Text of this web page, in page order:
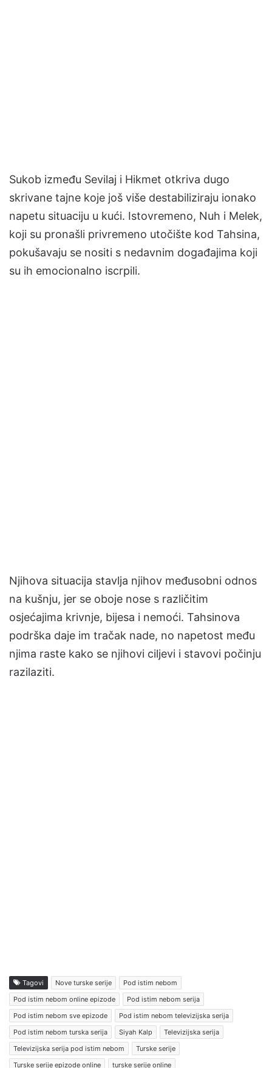
Sukob između Sevilaj i Hikmet otkriva dugo
skrivane tajne koje još više destabiliziraju ionako
napetu situaciju u kući. Istovremeno, Nuh i Melek,
koji su pronašli privremeno utočište kod Tahsina,
pokušavaju se nositi s nedavnim događajima koji
su ih emocionalno iscrpili.
Njihova situacija stavlja njihov međusobni odnos
na kušnju, jer se oboje nose s različitim
osjećajima krivnje, bijesa i nemoći. Tahsinova
podrška daje im tračak nade, no napetost među
njima raste kako se njihovi ciljevi i stavovi počinju
razilaziti.
Tagovi Nove turske serije
Pod istim nebom
Pod istim nebom online epizode
Pod istim nebom serija
Pod istim nebom sve epizode
Pod istim nebom televizijska serija
Pod istim nebom turska serija
Siyah Kalp
Televizijska serija
Televizijska serija pod istim nebom
Turske serije
Turske serije epizode online
turske serije online